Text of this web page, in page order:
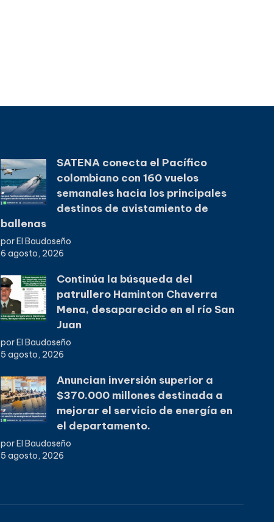
SATENA conecta el Pacífico
colombiano con 160 vuelos
semanales hacia los principales
destinos de avistamiento de
ballenas
por El Baudoseño
6 agosto, 2026
Continúa la búsqueda del
patrullero Haminton Chaverra
Mena, desaparecido en el río San
Juan
por El Baudoseño
5 agosto, 2026
Anuncian inversión superior a
$370.000 millones destinada a
mejorar el servicio de energía en
el departamento.
por El Baudoseño
5 agosto, 2026